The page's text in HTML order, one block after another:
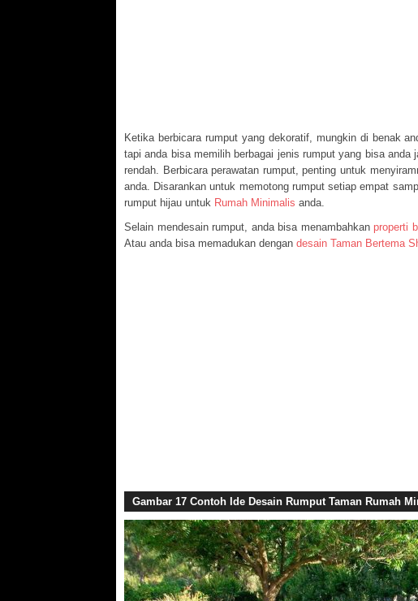
Ketika berbicara rumput yang dekoratif, mungkin di benak
tapi anda bisa memilih berbagai jenis rumput yang bisa
rendah. Berbicara perawatan rumput, penting untuk
anda. Disarankan untuk memotong rumput setiap empat
rumput hijau untuk Rumah Minimalis anda.
Selain mendesain rumput, anda bisa menambahkanproperti
Atau anda bisa memadukan dengan desain Taman Bertema
Gambar 17 Contoh Ide Desain Rumput Taman Rumah